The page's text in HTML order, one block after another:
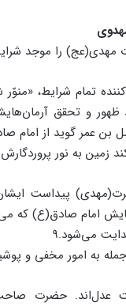
را موجد
تمام شرایط،
و تحقق
بن عمر گوید از امام
زمین به نور
پیداست
امام صادق(ع) که
می‌شود.۹
جمله به امور مخفی و
عدل‌اند. حضرت